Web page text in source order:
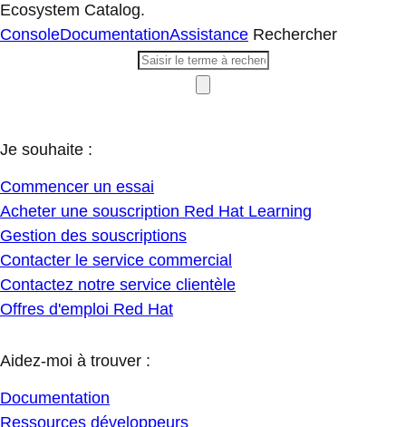
Ecosystem Catalog.
ConsoleDocumentationAssistance Rechercher
Je souhaite :
Commencer un essai
Acheter une souscription Red Hat Learning
Gestion des souscriptions
Contacter le service commercial
Contactez notre service clientèle
Offres d'emploi Red Hat
Aidez-moi à trouver :
Documentation
Ressources développeurs